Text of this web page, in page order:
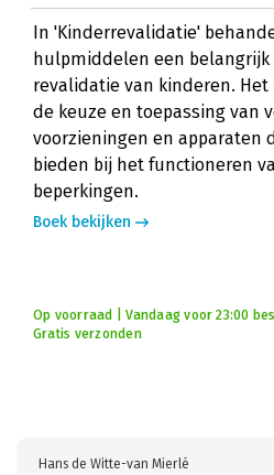
In 'Kinderrevalidatie'
hulpmiddelen een
revalidatie van kinderen.
de keuze en toepassing van
voorzieningen en apparaten
bieden bij het functioneren
beperkingen.
Boek bekijken
Op voorraad | Vandaag voor 23:00
Gratis verzonden
Hans de Witte-van Mierlé